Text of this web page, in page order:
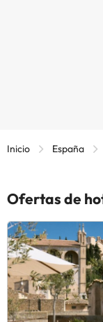
Inicio España
Ofertas de